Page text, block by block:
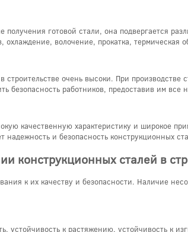
получения готовой стали, она подвергается
волочение, прокатка, термическая
очень высоки. При
безопасность работников, предоставив им
качественную характеристику и широкое
надежность и безопасность конструкционных
конструкционных сталей в
к их качеству и безопасности. Наличие
к растяжению, устойчивость к